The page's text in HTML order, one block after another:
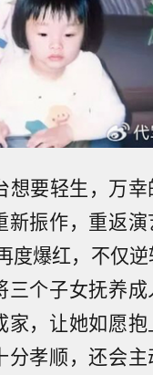
要轻生，万幸
新振作，重返演
度爆红，不仅
三个子女抚养成
家，让她如愿抱
分孝顺，还会主